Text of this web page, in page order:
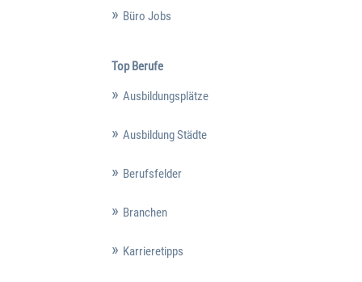
Büro Jobs
Top Berufe
Ausbildungsplätze
Ausbildung Städte
Berufsfelder
Branchen
Karrieretipps